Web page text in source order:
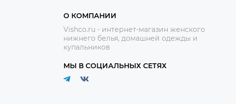
О КОМПАНИИ
Vishco.ru - интернет-магазин женского
нижнего белья, домашней одежды и
купальников
МЫ В СОЦИАЛЬНЫХ СЕТЯХ